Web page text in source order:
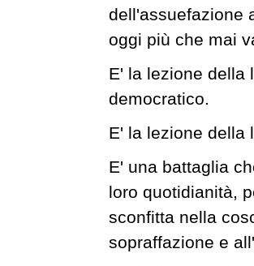
dell'assuefazione
oggi più che mai
E' la lezione della
democratico.
E' la lezione della
E' una battaglia
loro quotidianità,
sconfitta nella
sopraffazione e